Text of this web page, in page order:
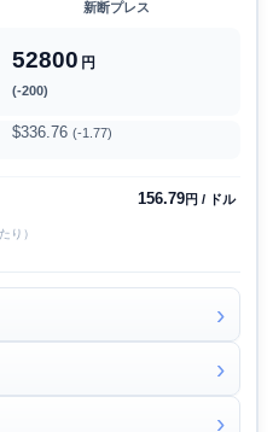
新断プレス
52800 円
(-200)
$336.76 (-1.77)
156.79円 / ドル
り）